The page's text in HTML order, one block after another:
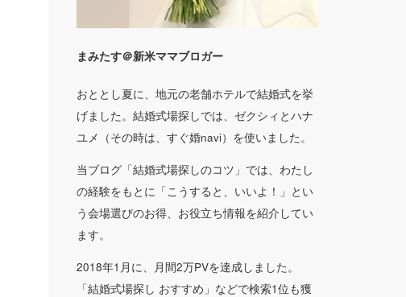
まみたす＠新米ママブロガー
おととし夏に、地元の老舗ホテルで結婚式を挙
げました。結婚式場探しでは、ゼクシィとハナ
ユメ（その時は、すぐ婚navi）を使いました。
当ブログ「結婚式場探しのコツ」では、わたし
の経験をもとに「こうすると、いいよ！」とい
う会場選びのお得、お役立ち情報を紹介してい
ます。
2018年1月に、月間2万PVを達成しました。
「結婚式場探し おすすめ」などで検索1位も獲